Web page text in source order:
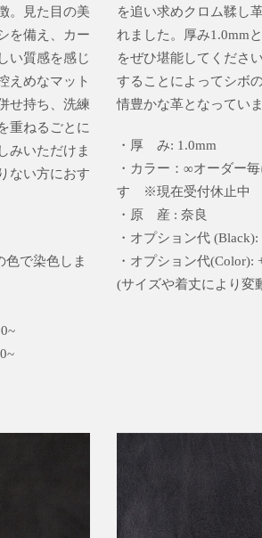
。見た目の美
を備え、カー
い質感を感じ
えめなマット
せ持ち、洗練
重ねるごとに
みいただけま
ない方におす
色で染色しま
を追い求めクロム鞣し
れました。厚み1.0mm
をぜひ堪能してくださ
することによってシボ
情豊かな革となっていま
・厚 み: 1.0mm
・カラー：∞オーダー
す ※現在受付休止中
・原 産 : 奈良
・オプション代
・オプション代(Color):
(サイズや着丈により変